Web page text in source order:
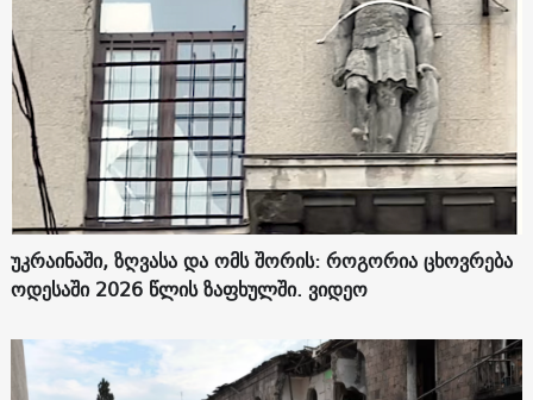
უკრაინაში, ზღვასა და ომს შორის: როგორია ცხოვრება
ოდესაში 2026 წლის ზაფხულში. ვიდეო